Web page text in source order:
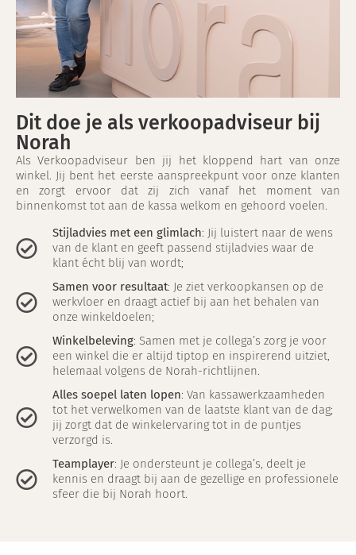
Dit doe je als verkoopadviseur bij
Norah
Als Verkoopadviseur ben jij het kloppend hart van onze
winkel. Jij bent het eerste aanspreekpunt voor onze klanten
en zorgt ervoor dat zij zich vanaf het moment van
binnenkomst tot aan de kassa welkom en gehoord voelen.
Stijladvies met een glimlach: Jij luistert naar de wens
van de klant en geeft passend stijladvies waar de
klant écht blij van wordt;
Samen voor resultaat: Je ziet verkoopkansen op de
werkvloer en draagt actief bij aan het behalen van
onze winkeldoelen;
Winkelbeleving: Samen met je collega’s zorg je voor
een winkel die er altijd tiptop en inspirerend uitziet,
helemaal volgens de Norah-richtlijnen.
Alles soepel laten lopen: Van kassawerkzaamheden
tot het verwelkomen van de laatste klant van de dag;
jij zorgt dat de winkelervaring tot in de puntjes
verzorgd is.
Teamplayer: Je ondersteunt je collega’s, deelt je
kennis en draagt bij aan de gezellige en professionele
sfeer die bij Norah hoort.